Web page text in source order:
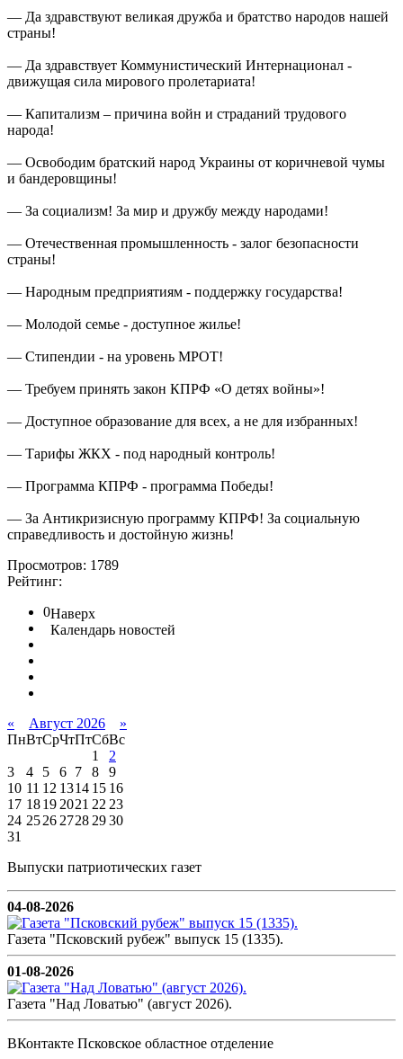
— Да здравствуют великая дружба и братство народов нашей
страны!
— Да здравствует Коммунистический Интернационал -
движущая сила мирового пролетариата!
— Капитализм – причина войн и страданий трудового
народа!
— Освободим братский народ Украины от коричневой чумы
и бандеровщины!
— За социализм! За мир и дружбу между народами!
— Отечественная промышленность - залог безопасности
страны!
— Народным предприятиям - поддержку государства!
— Молодой семье - доступное жилье!
— Стипендии - на уровень МРОТ!
— Требуем принять закон КПРФ «О детях войны»!
— Доступное образование для всех, а не для избранных!
— Тарифы ЖКХ - под народный контроль!
— Программа КПРФ - программа Победы!
— За Антикризисную программу КПРФ! За социальную
справедливость и достойную жизнь!
Просмотров: 1789
Рейтинг:
0Наверх
Календарь новостей
« Август 2026
»
ПнВтСрЧтПтСбВс
1
2
3
4 5 6 7 8
9
10 11 12 1314 15 16
17 18192021 2223
24 252627282930
31
Выпуски патриотических газет
04-08-2026
Газета "Псковский рубеж" выпуск 15 (1335).
01-08-2026
Газета "Над Ловатью" (август 2026).
ВКонтакте Псковское областное отделение